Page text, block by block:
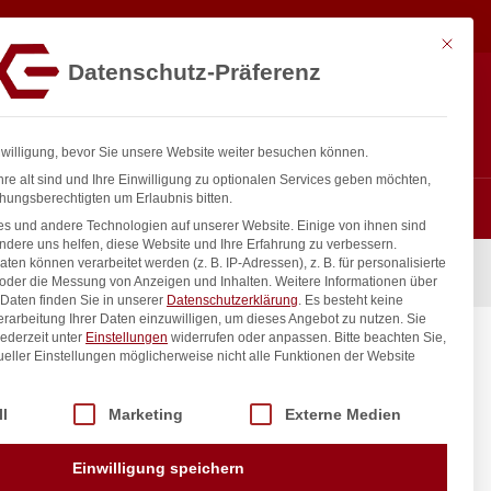
aus rostfreiem Stahl, HENDI, GN 1/3, 330x180mm
aus
inkl. / exkl. MwSt.
In den Warenkorb
Mit
Datenschutz-Präferenz
bevor Sie unsere Website weiter besuchen können.
alt sind und Ihre Einwilligung zu optionalen Services geben möchten,
um Erlaubnis bitten.
und andere Technologien auf unserer Website. Einige von ihnen sind
uns helfen, diese Website und Ihre Erfahrung zu verbessern.
können verarbeitet werden (z. B. IP-Adressen), z. B. für personalisierte
die Messung von Anzeigen und Inhalten. Weitere Informationen über
finden Sie in unserer Datenschutzerklärung. Es besteht keine
Ihrer Daten einzuwilligen, um dieses Angebot zu nutzen. Sie
unter Einstellungen widerrufen oder anpassen. Bitte beachten Sie,
Einstellungen möglicherweise nicht alle Funktionen der Website
Service-Gruppen, für die eine Einwilligung erteilt werden kann.
Marketing Externe Medien
Einwilligung speichern